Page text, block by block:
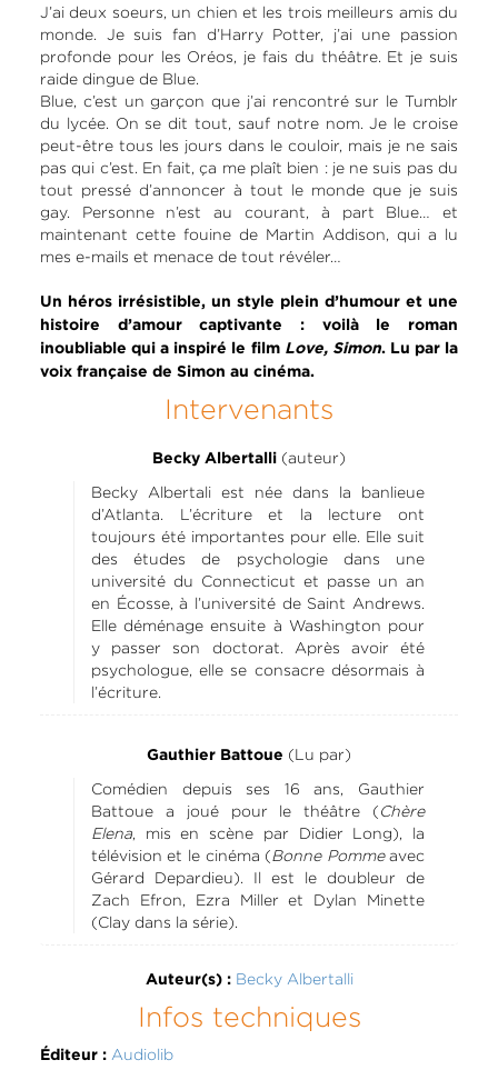
J’ai deux soeurs, un chien et les trois meilleurs amis du
monde. Je suis fan d’Harry Potter, j’ai une passion
profonde pour les Oréos, je fais du théâtre. Et je suis
raide dingue de Blue.
Blue, c’est un garçon que j’ai rencontré sur le Tumblr
du lycée. On se dit tout, sauf notre nom. Je le croise
peut-être tous les jours dans le couloir, mais je ne sais
pas qui c’est. En fait, ça me plaît bien : je ne suis pas du
tout pressé d’annoncer à tout le monde que je suis
gay. Personne n’est au courant, à part Blue… et
maintenant cette fouine de Martin Addison, qui a lu
mes e-mails et menace de tout révéler…
Un héros irrésistible, un style plein d’humour et une
histoire d’amour captivante : voilà le roman
inoubliable qui a inspiré le film Love, Simon. Lu par la
voix française de Simon au cinéma.
Intervenants
Becky Albertalli (auteur)
Becky Albertali est née dans la banlieue
d’Atlanta. L’écriture et la lecture ont
toujours été importantes pour elle. Elle suit
des études de psychologie dans une
université du Connecticut et passe un an
en Écosse, à l’université de Saint Andrews.
Elle déménage ensuite à Washington pour
y passer son doctorat. Après avoir été
psychologue, elle se consacre désormais à
l’écriture.
Gauthier Battoue (Lu par)
Comédien depuis ses 16 ans, Gauthier
Battoue a joué pour le théâtre (Chère
Elena, mis en scène par Didier Long), la
télévision et le cinéma (Bonne Pommeavec
Gérard Depardieu). Il est le doubleur de
Zach Efron, Ezra Miller et Dylan Minette
(Clay dans la série).
Auteur(s) : Becky Albertalli
Infos techniques
Éditeur : Audiolib